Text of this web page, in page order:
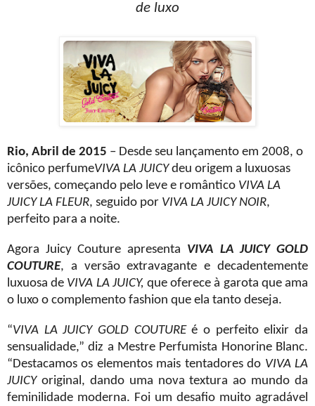
de luxo
Rio, Abril de 2015 – Desde seu lançamento em 2008, o
icônico perfumeVIVA LA JUICYdeu origem a luxuosas
versões, começando pelo leve e romântico VIVA LA
JUICY LA FLEUR, seguido por VIVA LA JUICY NOIR,
perfeito para a noite.
Agora Juicy Couture apresenta VIVA LA JUICY GOLD
COUTURE, a versão extravagante e decadentemente
luxuosa de VIVA LA JUICY,que oferece à garota que ama
o luxo o complemento fashion que ela tanto deseja.
“VIVA LA JUICY GOLD COUTUREé o perfeito elixir da
sensualidade,” diz a Mestre Perfumista Honorine Blanc.
“Destacamos os elementos mais tentadores do VIVA LA
JUICYoriginal, dando uma nova textura ao mundo da
feminilidade moderna. Foi um desafio muito agradável